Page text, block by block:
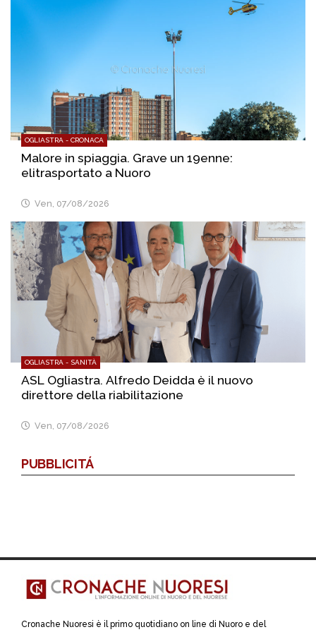
OGLIASTRA - CRONACA
Malore in spiaggia. Grave un 19enne:
elitrasportato a Nuoro
Ven, 07/08/2026
OGLIASTRA - SANITÀ
ASL Ogliastra. Alfredo Deidda è il nuovo
direttore della riabilitazione
Ven, 07/08/2026
PUBBLICITÁ
Cronache Nuoresi è il primo quotidiano on line di Nuoro e del